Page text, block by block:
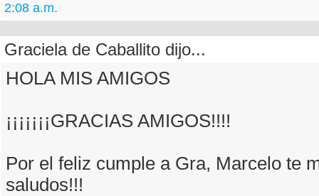
2:08 a.m.
Graciela de Caballito dijo...
HOLA MIS AMIGOS
¡¡¡¡¡¡¡GRACIAS AMIGOS!!!!
Por el feliz cumple a Gra, Marcelo te
saludos!!!